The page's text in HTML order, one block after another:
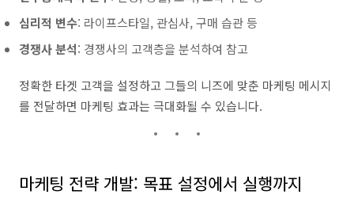
심리적 변수: 라이프스타일, 관심사, 구매 습관 등
경쟁사 분석: 경쟁사의 고객층을 분석하여 참고
정확한 타겟 고객을 설정하고 그들의 니즈에 맞춘 마케팅 메시지
를 전달하면 마케팅 효과는 극대화될 수 있습니다.
마케팅 전략 개발: 목표 설정에서 실행까지